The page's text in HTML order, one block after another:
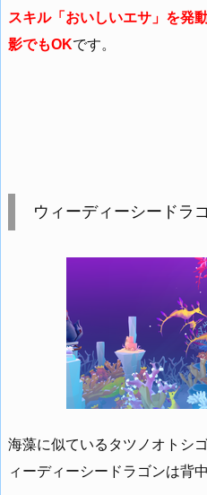
スキル「おいしいエサ」を発
影でもOKです。
ウィーディーシードラ
海藻に似ているタツノオトシ
ィーディーシードラゴンは背